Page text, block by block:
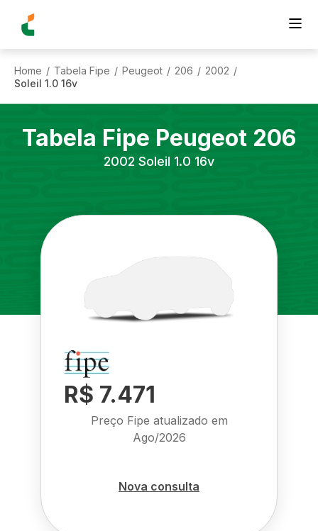
Home / Tabela Fipe / Peugeot / 206 / 2002 /
Soleil 1.0 16v
Tabela Fipe Peugeot 206
2002 Soleil 1.0 16v
R$ 7.471
Preço Fipe atualizado em
Ago/2026
Nova consulta